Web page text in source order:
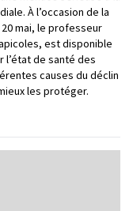
À l’occasion de la
mai, le professeur
est disponible
l’état de santé des
causes du déclin
les protéger.